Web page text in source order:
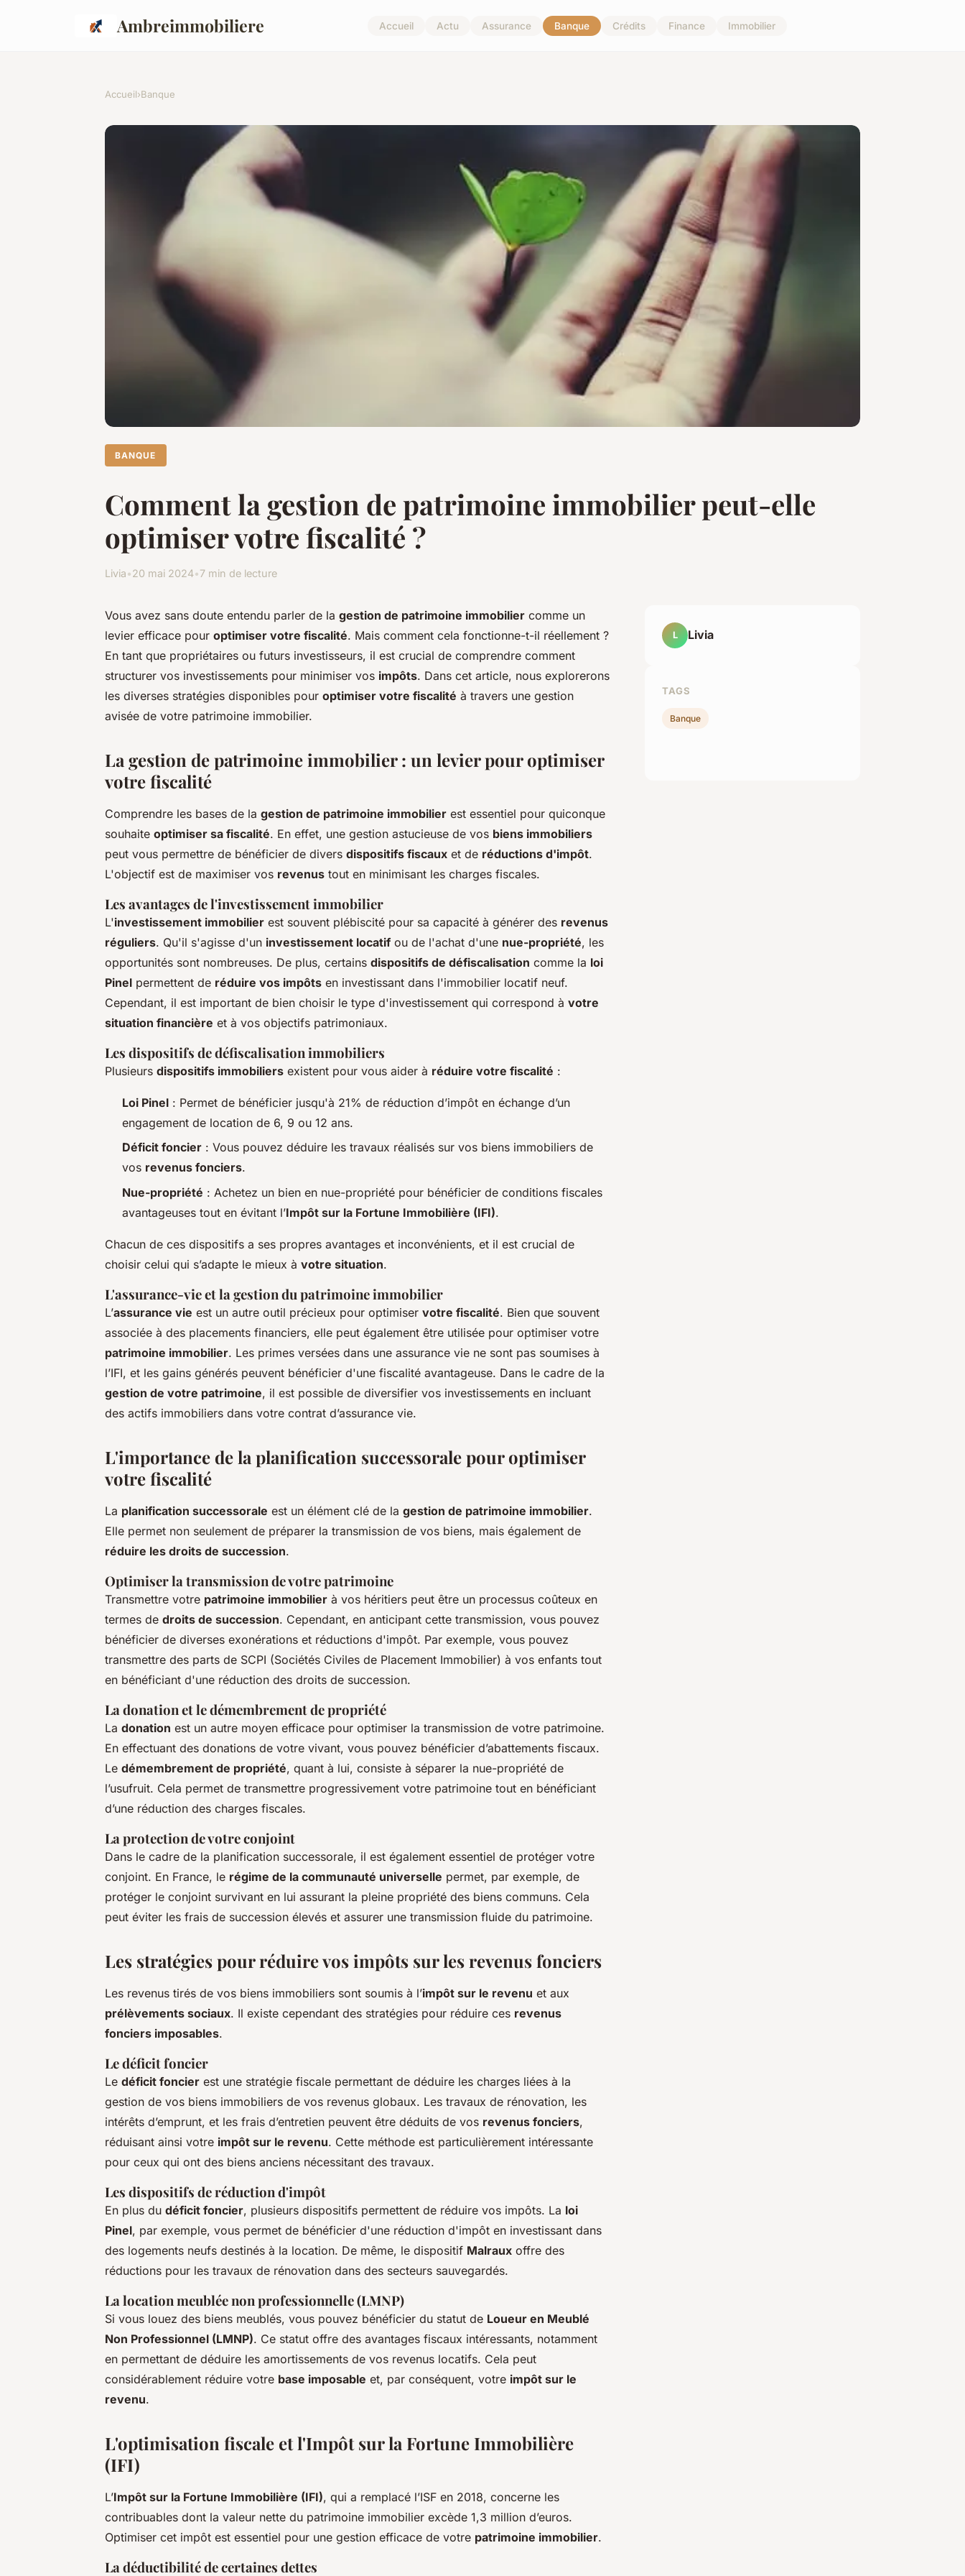
Ambreimmobiliere Accueil Actu Assurance Banque Crédits Finance Immobilier
Accueil›Banque
BANQUE
Comment la gestion de patrimoine immobilier peut-elle
optimiser votre fiscalité ?
Livia•20 mai 2024•7 min de lecture
Vous avez sans doute entendu parler de la gestion de patrimoine immobilier comme un
levier efficace pour optimiser votre fiscalité. Mais comment cela fonctionne-t-il réellement ?
En tant que propriétaires ou futurs investisseurs, il est crucial de comprendre comment
structurer vos investissements pour minimiser vos impôts. Dans cet article, nous explorerons
les diverses stratégies disponibles pour optimiser votre fiscalité à travers une gestion
avisée de votre patrimoine immobilier.
La gestion de patrimoine immobilier : un levier pour optimiser
votre fiscalité
Comprendre les bases de la gestion de patrimoine immobilier est essentiel pour quiconque
souhaite optimiser sa fiscalité. En effet, une gestion astucieuse de vos biens immobiliers
peut vous permettre de bénéficier de divers dispositifs fiscaux et de réductions d'impôt.
L'objectif est de maximiser vos revenus tout en minimisant les charges fiscales.
Les avantages de l'investissement immobilier
L'investissement immobilier est souvent plébiscité pour sa capacité à générer des revenus
réguliers. Qu'il s'agisse d'un investissement locatif ou de l'achat d'une nue-propriété, les
opportunités sont nombreuses. De plus, certains dispositifs de défiscalisation comme la loi
Pinel permettent de réduire vos impôts en investissant dans l'immobilier locatif neuf.
Cependant, il est important de bien choisir le type d'investissement qui correspond à votre
situation financière et à vos objectifs patrimoniaux.
Les dispositifs de défiscalisation immobiliers
Plusieurs dispositifs immobiliers existent pour vous aider à réduire votre fiscalité :
Loi Pinel : Permet de bénéficier jusqu'à 21% de réduction d’impôt en échange d’un
engagement de location de 6, 9 ou 12 ans.
Déficit foncier : Vous pouvez déduire les travaux réalisés sur vos biens immobiliers de
vos revenus fonciers.
Nue-propriété : Achetez un bien en nue-propriété pour bénéficier de conditions fiscales
avantageuses tout en évitant l’Impôt sur la Fortune Immobilière (IFI).
Chacun de ces dispositifs a ses propres avantages et inconvénients, et il est crucial de
choisir celui qui s’adapte le mieux à votre situation.
L'assurance-vie et la gestion du patrimoine immobilier
L’assurance vie est un autre outil précieux pour optimiser votre fiscalité. Bien que souvent
associée à des placements financiers, elle peut également être utilisée pour optimiser votre
patrimoine immobilier. Les primes versées dans une assurance vie ne sont pas soumises à
l’IFI, et les gains générés peuvent bénéficier d'une fiscalité avantageuse. Dans le cadre de la
gestion de votre patrimoine, il est possible de diversifier vos investissements en incluant
des actifs immobiliers dans votre contrat d’assurance vie.
L'importance de la planification successorale pour optimiser
votre fiscalité
La planification successorale est un élément clé de la gestion de patrimoine immobilier.
Elle permet non seulement de préparer la transmission de vos biens, mais également de
réduire les droits de succession.
Optimiser la transmission de votre patrimoine
Transmettre votre patrimoine immobilier à vos héritiers peut être un processus coûteux en
termes de droits de succession. Cependant, en anticipant cette transmission, vous pouvez
bénéficier de diverses exonérations et réductions d'impôt. Par exemple, vous pouvez
transmettre des parts de SCPI (Sociétés Civiles de Placement Immobilier) à vos enfants tout
en bénéficiant d'une réduction des droits de succession.
La donation et le démembrement de propriété
La donation est un autre moyen efficace pour optimiser la transmission de votre patrimoine.
En effectuant des donations de votre vivant, vous pouvez bénéficier d’abattements fiscaux.
Le démembrement de propriété, quant à lui, consiste à séparer la nue-propriété de
l’usufruit. Cela permet de transmettre progressivement votre patrimoine tout en bénéficiant
d’une réduction des charges fiscales.
La protection de votre conjoint
Dans le cadre de la planification successorale, il est également essentiel de protéger votre
conjoint. En France, le régime de la communauté universelle permet, par exemple, de
protéger le conjoint survivant en lui assurant la pleine propriété des biens communs. Cela
peut éviter les frais de succession élevés et assurer une transmission fluide du patrimoine.
Les stratégies pour réduire vos impôts sur les revenus fonciers
Les revenus tirés de vos biens immobiliers sont soumis à l’impôt sur le revenu et aux
prélèvements sociaux. Il existe cependant des stratégies pour réduire ces revenus
fonciers imposables.
Le déficit foncier
Le déficit foncier est une stratégie fiscale permettant de déduire les charges liées à la
gestion de vos biens immobiliers de vos revenus globaux. Les travaux de rénovation, les
intérêts d’emprunt, et les frais d’entretien peuvent être déduits de vos revenus fonciers,
réduisant ainsi votre impôt sur le revenu. Cette méthode est particulièrement intéressante
pour ceux qui ont des biens anciens nécessitant des travaux.
Les dispositifs de réduction d'impôt
En plus du déficit foncier, plusieurs dispositifs permettent de réduire vos impôts. La loi
Pinel, par exemple, vous permet de bénéficier d'une réduction d'impôt en investissant dans
des logements neufs destinés à la location. De même, le dispositif Malraux offre des
réductions pour les travaux de rénovation dans des secteurs sauvegardés.
La location meublée non professionnelle (LMNP)
Si vous louez des biens meublés, vous pouvez bénéficier du statut de Loueur en Meublé
Non Professionnel (LMNP). Ce statut offre des avantages fiscaux intéressants, notamment
en permettant de déduire les amortissements de vos revenus locatifs. Cela peut
considérablement réduire votre base imposable et, par conséquent, votre impôt sur le
revenu.
L'optimisation fiscale et l'Impôt sur la Fortune Immobilière
(IFI)
L’Impôt sur la Fortune Immobilière (IFI), qui a remplacé l’ISF en 2018, concerne les
contribuables dont la valeur nette du patrimoine immobilier excède 1,3 million d’euros.
Optimiser cet impôt est essentiel pour une gestion efficace de votre patrimoine immobilier.
La déductibilité de certaines dettes
L Livia
TAGS
Banque